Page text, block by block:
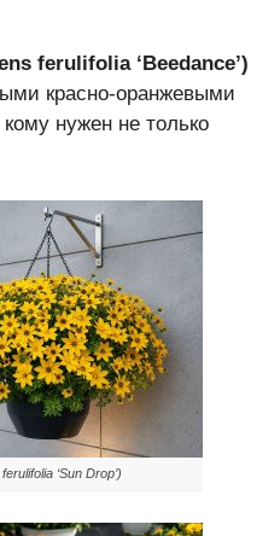
ferulifolia ‘Beedance’)
красно-оранжевыми
нужен не только
‘Sun Drop’)